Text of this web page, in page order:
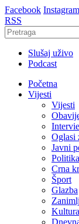
Facebook Instagram
RSS
Slušaj uživo
Podcast
Početna
Vijesti
Vijesti
Oglasi
Javni
Politika
Crna
Šport
Glazba
Kultura